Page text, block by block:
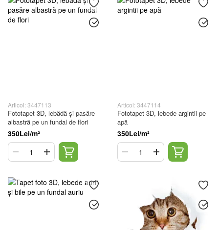
Articol: 3447113
Fototapet 3D, lebădă și pasăre
albastră pe un fundal de flori
350Lei/m²
Articol: 3447114
Fototapet 3D, lebede argintii pe
apă
350Lei/m²